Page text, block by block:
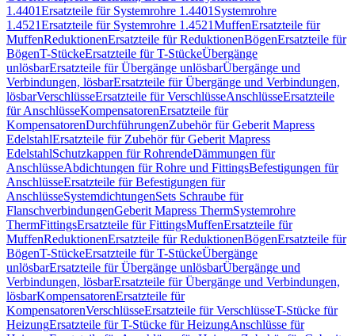
1.4401Ersatzteile für Systemrohre 1.4401 Systemrohre
1.4521Ersatzteile für Systemrohre 1.4521MuffenErsatzteile für
MuffenReduktionenErsatzteile für ReduktionenBögenErsatzteile für
BögenT-StückeErsatzteile für T-StückeÜbergänge
unlösbarErsatzteile für Übergänge unlösbarÜbergänge und
Verbindungen, lösbarErsatzteile für Übergänge und Verbindungen,
lösbarVerschlüsseErsatzteile für VerschlüsseAnschlüsseErsatzteile
für AnschlüsseKompensatorenErsatzteile für
KompensatorenDurchführungenZubehör für Geberit Mapress
EdelstahlErsatzteile für Zubehör für Geberit Mapress
EdelstahlSchutzkappen für RohrendeDämmungen für
AnschlüsseAbdichtungen für Rohre und FittingsBefestigungen für
AnschlüsseErsatzteile für Befestigungen für
AnschlüsseSystemdichtungenSets Schraube für
FlanschverbindungenGeberit Mapress ThermSystemrohre
ThermFittingsErsatzteile für FittingsMuffenErsatzteile für
MuffenReduktionenErsatzteile für ReduktionenBögenErsatzteile für
BögenT-StückeErsatzteile für T-StückeÜbergänge
unlösbarErsatzteile für Übergänge unlösbarÜbergänge und
Verbindungen, lösbarErsatzteile für Übergänge und Verbindungen,
lösbarKompensatorenErsatzteile für
KompensatorenVerschlüsseErsatzteile für VerschlüsseT-Stücke für
HeizungErsatzteile für T-Stücke für HeizungAnschlüsse für